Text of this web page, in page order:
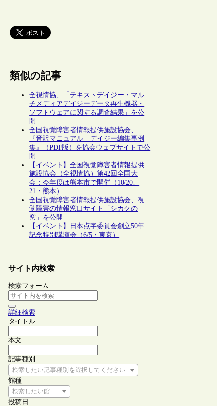
類似の記事
全視情協、「テキストデイジー・マル
チメディアデイジーデータ再生機器・
ソフトウェアに関する調査結果」を公
開
全国視覚障害者情報提供施設協会、
『音訳マニュアル デイジー編集事例
集』（PDF版）を協会ウェブサイトで公
開
【イベント】全国視覚障害者情報提供
施設協会（全視情協）第42回全国大
会：今年度は熊本市で開催（10/20、
21・熊本）
全国視覚障害者情報提供施設協会、視
覚障害の情報窓口サイト「シカクの
窓」を公開
【イベント】日本点字委員会創立50年
記念特別講演会（6/5・東京）
サイト内検索
検索フォーム
詳細検索
タイトル
本文
記事種別
検索したい記事種別を選択してください
館種
検索したい館種を選択してください
投稿日